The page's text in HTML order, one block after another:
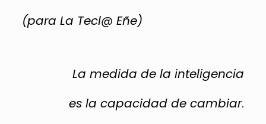
(para La Tecl@ Eñe)
La medida de la inteligencia
es la capacidad de cambiar.